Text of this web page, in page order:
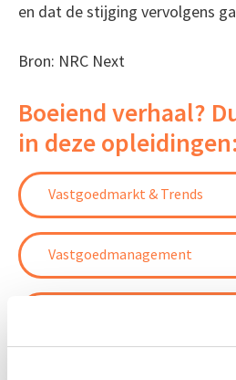
en dat de stijging vervolgens
Bron: NRC Next
Boeiend verhaal?
in deze opleidingen:
Vastgoedmarkt & Trends
Vastgoedmanagement